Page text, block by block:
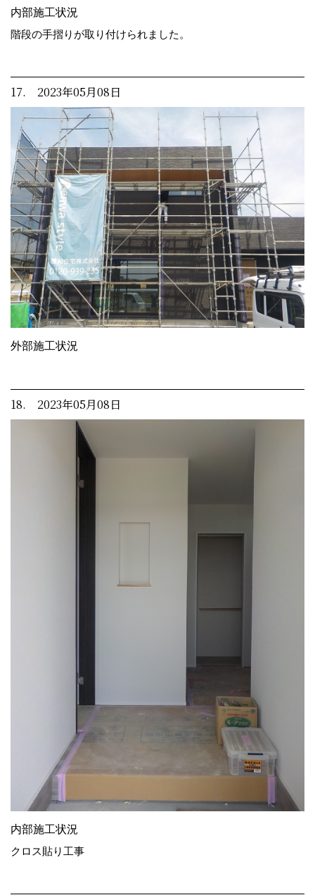
内部施工状況
階段の手摺りが取り付けられました。
17. 2023年05月08日
外部施工状況
18. 2023年05月08日
内部施工状況
クロス貼り工事